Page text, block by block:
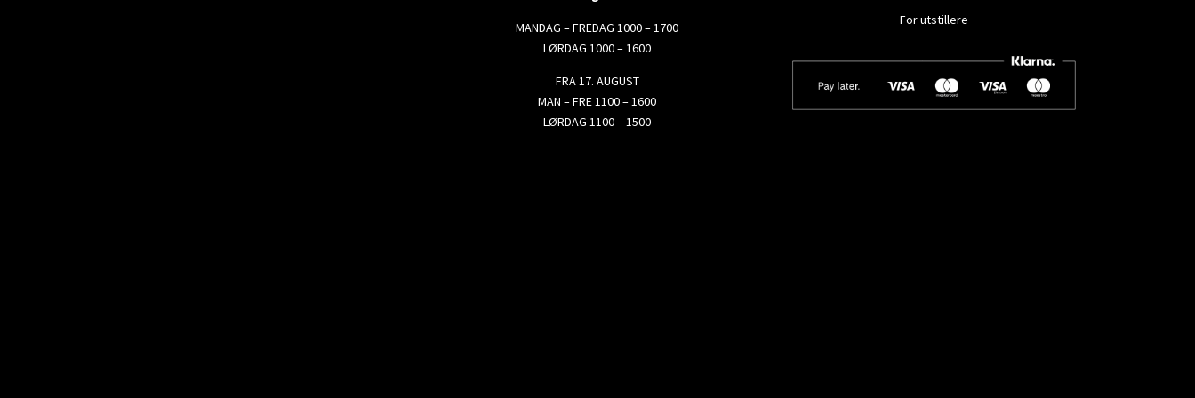
MANDAG – FREDAG 1000 – 1700
LØRDAG 1000 – 1600
FRA 17. AUGUST
MAN – FRE 1100 – 1600
LØRDAG 1100 – 1500
For utstillere